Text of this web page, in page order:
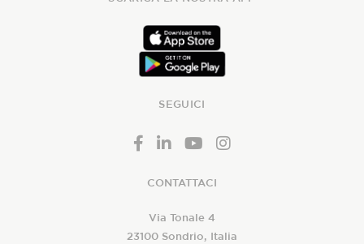
SEGUICI
CONTATTACI
Via Tonale 4
23100 Sondrio, Italia